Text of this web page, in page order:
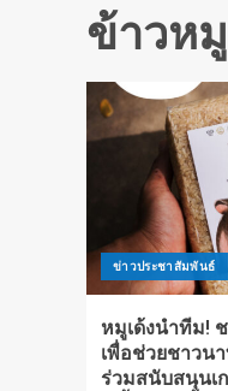
ข้าวห
ข่าวประชาสัมพันธ์
หมูเด้งนำทีม!
เพื่อช่วยชาวน
ร่วมสนับสนุนเ